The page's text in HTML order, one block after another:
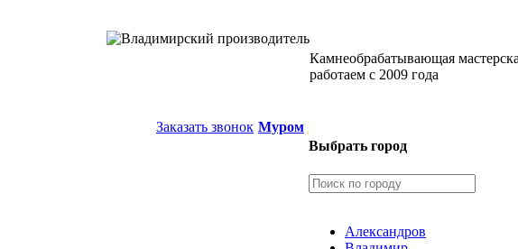
Камнеобрабатывающая
работаем с 2009 года
Заказать звонок Муром
Выбрать город
Александров